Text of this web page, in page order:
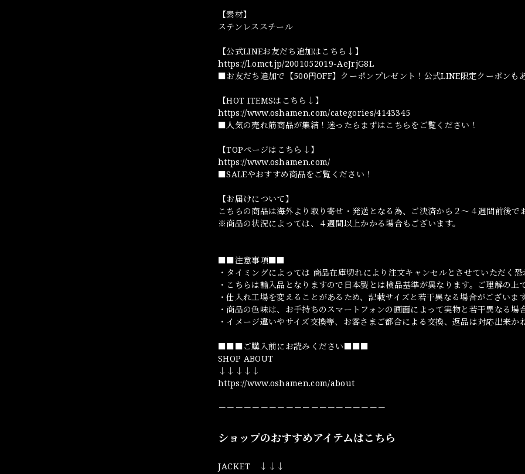
【素材】
ステンレススチール
【公式LINEお友だち追加はこちら↓】
https://l.omct.jp/2001052019-AeJrjG8L
■お友だち追加で【500円OFF】クーポンプレゼント！公式LINE限定クーポンも
【HOT ITEMSはこちら↓】
https://www.oshamen.com/categories/4143345
■人気の売れ筋商品が集結！迷ったらまずはこちらをご覧ください！
【TOPページはこちら↓】
https://www.oshamen.com/
■SALEやおすすめ商品をご覧ください！
【お届けについて】
こちらの商品は海外より取り寄せ・発送となる為、ご決済から２～４週間前後で
※商品の状況によっては、４週間以上かかる場合もございます。
■■注意事項■■
・タイミングによっては 商品在庫切れにより注文キャンセルとさせていただく
・こちらは輸入品となりますので日本製とは検品基準が異なります。ご理解の上
・仕入れ工場を変えることがあるため、記載サイズと若干異なる場合がございます
・商品の色味は、お手持ちのスマートフォンの画面によって実物と若干異なる場
・イメージ違いやサイズ交換等、お客さまご都合による交換、返品は対応出来かね
■■■ご購入前にお読みください■■■
SHOP ABOUT
↓↓↓↓↓
https://www.oshamen.com/about
－－－－－－－－－－－－－－－－－－－－
ショップのおすすめアイテムはこちら
JACKET ↓↓↓